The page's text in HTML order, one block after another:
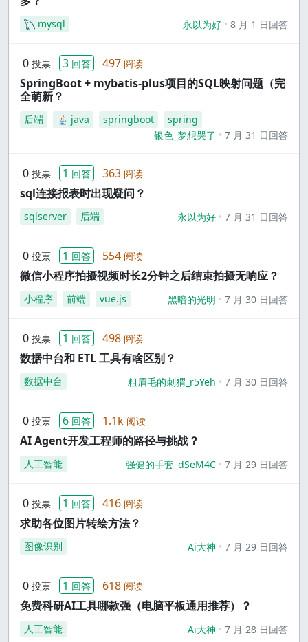
mysql 永以为好 8 月 1 日回答
0 投票 3 回答 497 阅读
SpringBoot + mybatis-plus项目的SQL映射问题（完
全萌新？
后端 java springboot
spring
银色_梦想哭了
7 月 31 日回答
0 投票 1 回答 363 阅读
sql连接报表时出现疑问？
sqlserver 后端 永以为好 7 月 31 日回答
0 投票 1 回答 554 阅读
微信小程序拍摄视频时长2分钟之后结束拍摄无响应？
小程序 前端 vue.js 黑暗的光明 7 月 30 日回答
0 投票 1 回答 498 阅读
数据中台和 ETL 工具有啥区别？
数据中台 粗眉毛的刺猬_r5Yeh 7 月 30 日回答
0 投票 6 回答 1.1k 阅读
AI Agent开发工程师的路径与挑战？
人工智能 强健的手套_dSeM4C 7 月 29 日回答
0 投票 1 回答 416 阅读
求助各位图片转绘方法？
图像识别 Ai大神 7 月 29 日回答
0 投票 1 回答 618 阅读
免费科研AI工具哪款强（电脑平板通用推荐）？
人工智能 Ai大神 7 月 28 日回答